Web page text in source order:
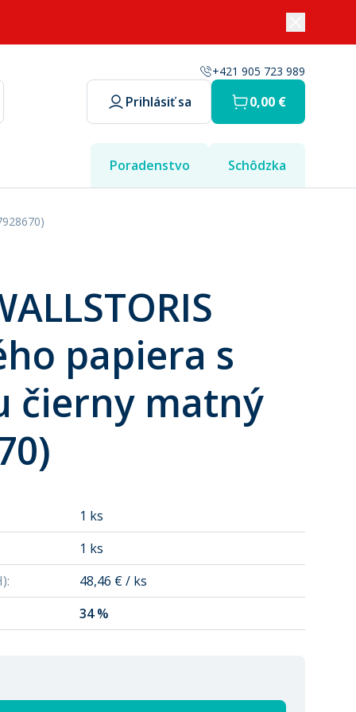
+421 905 723 989
Prihlásiť sa 0,00 €
Poradenstvo Schôdzka
papiera s
čierny matný
1 ks
1 ks
:
48,46 € / ks
34 %